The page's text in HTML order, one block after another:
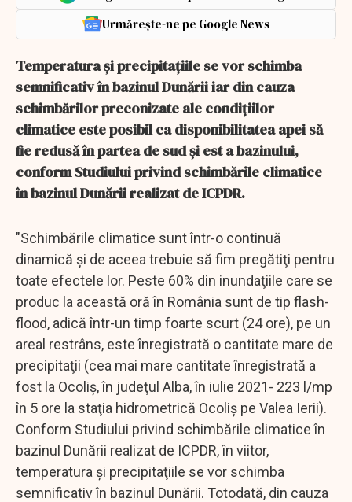
Urmărește-ne pe Google News
Temperatura şi precipitaţiile se vor schimba
semnificativ în bazinul Dunării iar din cauza
schimbărilor preconizate ale condiţiilor
climatice este posibil ca disponibilitatea apei să
fie redusă în partea de sud şi est a bazinului,
conform Studiului privind schimbările climatice
în bazinul Dunării realizat de ICPDR.
"Schimbările climatice sunt într-o continuă
dinamică şi de aceea trebuie să fim pregătiţi pentru
toate efectele lor. Peste 60% din inundaţiile care se
produc la această oră în România sunt de tip flash-
flood, adică într-un timp foarte scurt (24 ore), pe un
areal restrâns, este înregistrată o cantitate mare de
precipitaţii (cea mai mare cantitate înregistrată a
fost la Ocoliş, în judeţul Alba, în iulie 2021- 223 l/mp
în 5 ore la staţia hidrometrică Ocoliş pe Valea Ierii).
Conform Studiului privind schimbările climatice în
bazinul Dunării realizat de ICPDR, în viitor,
temperatura şi precipitaţiile se vor schimba
semnificativ în bazinul Dunării. Totodată, din cauza